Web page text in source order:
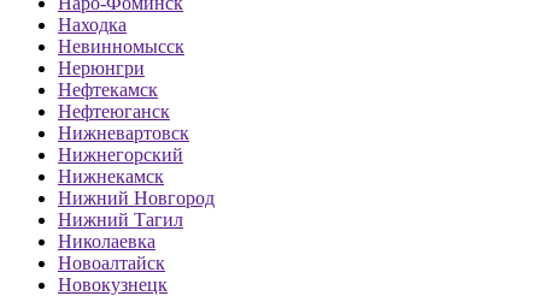
Находка
Невинномысск
Нерюнгри
Нефтекамск
Нефтеюганск
Нижневартовск
Нижнегорский
Нижнекамск
Нижний Новгород
Нижний Тагил
Николаевка
Новоалтайск
Новокузнецк